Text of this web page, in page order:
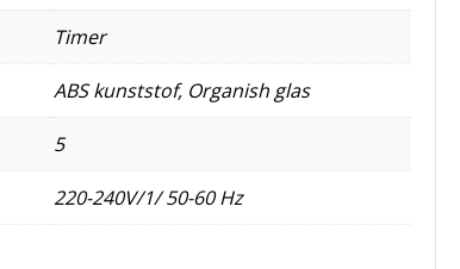
Timer
ABS kunststof, Organish glas
5
220-240V/1/ 50-60 Hz